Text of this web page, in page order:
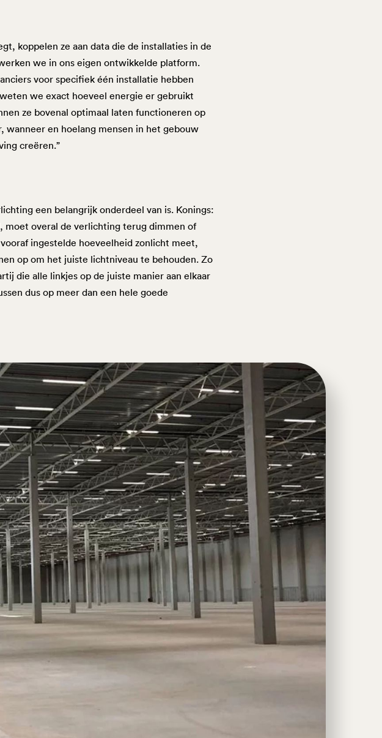
koppelen ze aan data die de installaties in de
we in ons eigen ontwikkelde platform.
voor specifiek één installatie hebben
we exact hoeveel energie er gebruikt
ze bovenal optimaal laten functioneren op
wanneer en hoelang mensen in het gebouw
creëren.”
een belangrijk onderdeel van is. Konings:
moet overal de verlichting terug dimmen of
ingestelde hoeveelheid zonlicht meet,
op om het juiste lichtniveau te behouden. Zo
die alle linkjes op de juiste manier aan elkaar
dus op meer dan een hele goede